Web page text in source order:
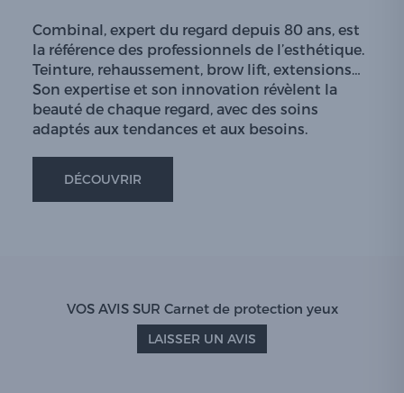
Combinal, expert du regard depuis 80 ans, est
la référence des professionnels de l’esthétique.
Teinture, rehaussement, brow lift, extensions…
Son expertise et son innovation révèlent la
beauté de chaque regard, avec des soins
adaptés aux tendances et aux besoins.
DÉCOUVRIR
VOS AVIS SUR Carnet de protection yeux
LAISSER UN AVIS